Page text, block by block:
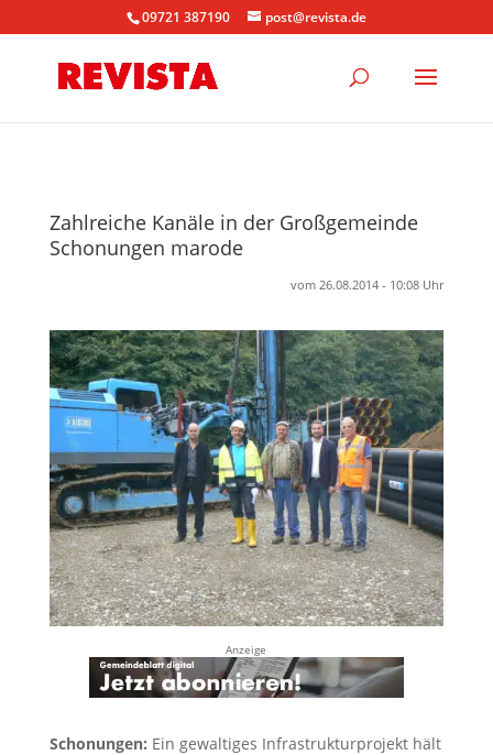
09721 387190 post@revista.de
Zahlreiche Kanäle in der Großgemeinde
Schonungen marode
vom 26.08.2014 - 10:08 Uhr
Anzeige
Schonungen: Ein gewaltiges Infrastrukturprojekt hält